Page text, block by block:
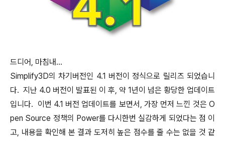
드디어, 마침내...
Simplify3D의 차기버전인 4.1 버전이 정식으로 릴리즈 되었습니
다. 지난 4.0 버전이 발표된 이 후, 약 1년이 넘은 황당한 업데이트
입니다. 이번 4.1 버전 업데이트를 보면서, 가장 먼저 느낀 것은 O
pen Source 정책의 Power를 다시한번 실감하게 되었다는 점 이
고, 내용을 확인해 본 결과 도저히 높은 점수를 줄 수는 없을 것 같